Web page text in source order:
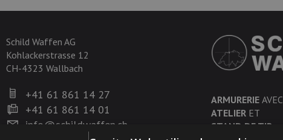
Schild Waffen AG
Kohlackerstrasse 12
CH-4323 Wallbach
+41 61 861 14 27
+41 61 861 14 01
info@schildwaffen.ch
ARMURERIE AVEC
ATELIER ET
STAND DE TIR